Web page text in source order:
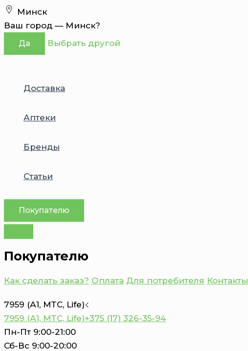
Перейти
к
содержимому
Минск
Ваш город — Минск?
Да Выбрать другой
Доставка
Аптеки
Бренды
Статьи
Покупателю
Покупателю
Как сделать заказ? Оплата Для потребителя Контакты
7959 (А1, MTC, Life)
7959 (А1, MTC, Life)+375 (17) 326-35-94
Пн-Пт 9:00-21:00
Сб-Вс 9:00-20:00